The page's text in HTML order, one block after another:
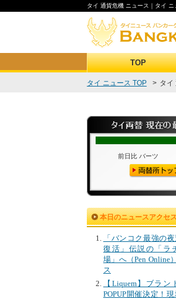
タイ 通貨危機 ニュース ｜タイ ニ
TOP
タイ ニュース TOP > タイ
本日のニュースアクセ
「バンコク最強の
復活」伝説の「ラ
場」へ（Pen Online
ス
【Liquem】ブラ
POPUP開催決定！